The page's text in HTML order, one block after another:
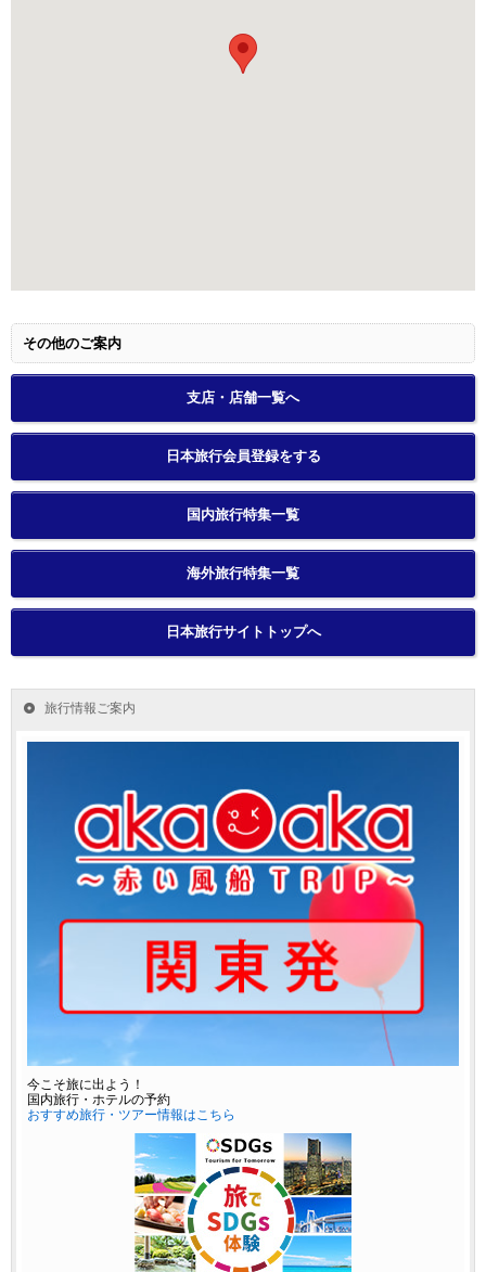
その他のご案内
支店・店舗一覧へ
日本旅行会員登録をする
国内旅行特集一覧
海外旅行特集一覧
日本旅行サイトトップへ
旅行情報ご案内
今こそ旅に出よう！
国内旅行・ホテルの予約
おすすめ旅行・ツアー情報はこちら